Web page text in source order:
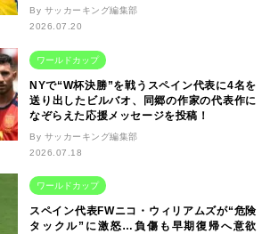
By サッカーキング編集部
2026.07.20
ワールドカップ
NYで“W杯決勝”を戦うスペイン代表に4名を
送り出したビルバオ、同郷の作家の代表作に
なぞらえた応援メッセージを投稿！
By サッカーキング編集部
2026.07.18
ワールドカップ
スペイン代表FWニコ・ウィリアムズが“危険
タックル”に激怒…負傷も早期復帰へ意欲